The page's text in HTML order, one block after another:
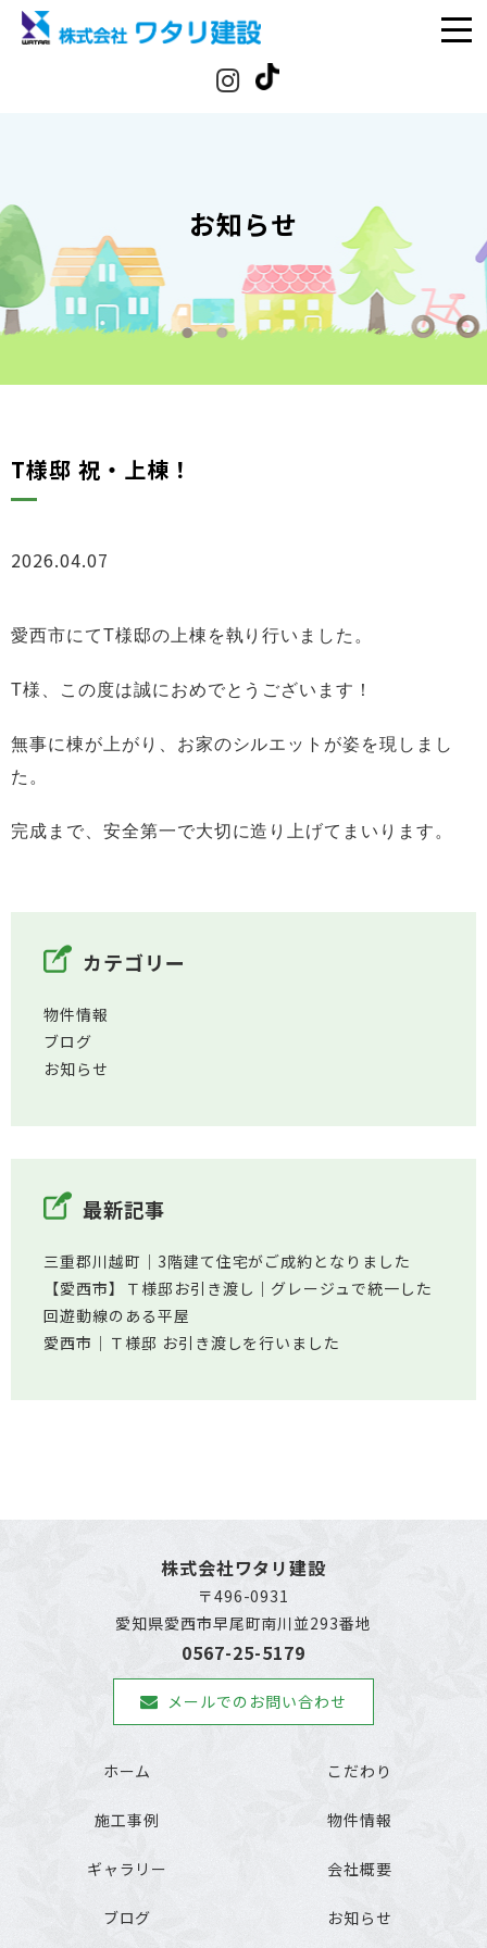
お知らせ
T様邸 祝・上棟！
2026.04.07
愛西市にてT様邸の上棟を執り行いました。
T様、この度は誠におめでとうございます！
無事に棟が上がり、お家のシルエットが姿を現しまし
た。
完成まで、安全第一で大切に造り上げてまいります。
カテゴリー
物件情報
ブログ
お知らせ
最新記事
三重郡川越町│3階建て住宅がご成約となりました
【愛西市】Ｔ様邸お引き渡し｜グレージュで統一した
回遊動線のある平屋
愛西市│Ｔ様邸 お引き渡しを行いました
株式会社ワタリ建設
〒496-0931
愛知県愛西市早尾町南川並293番地
0567-25-5179
メールでのお問い合わせ
ホーム こだわり
施工事例 物件情報
ギャラリー 会社概要
ブログ お知らせ